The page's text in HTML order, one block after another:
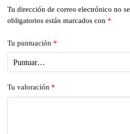
Tu dirección de correo electrónico no
obligatorios están marcados con *
Tu puntuación *
Tu valoración *